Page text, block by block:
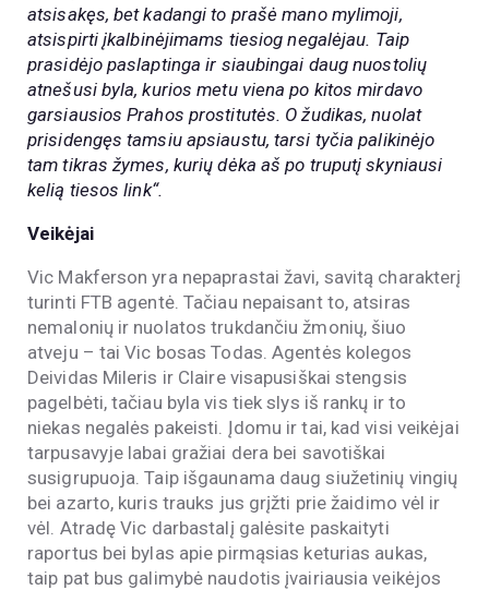
atsisakęs, bet kadangi to prašė mano mylimoji,
atsispirti įkalbinėjimams tiesiog negalėjau. Taip
prasidėjo paslaptinga ir siaubingai daug nuostolių
atnešusi byla, kurios metu viena po kitos mirdavo
garsiausios Prahos prostitutės. O žudikas, nuolat
prisidengęs tamsiu apsiaustu, tarsi tyčia palikinėjo
tam tikras žymes, kurių dėka aš po truputį skyniausi
kelią tiesos link“.
Veikėjai
Vic Makferson yra nepaprastai žavi, savitą charakterį
turinti FTB agentė. Tačiau nepaisant to, atsiras
nemalonių ir nuolatos trukdančiu žmonių, šiuo
atveju – tai Vic bosas Todas. Agentės kolegos
Deividas Mileris ir Claire visapusiškai stengsis
pagelbėti, tačiau byla vis tiek slys iš rankų ir to
niekas negalės pakeisti. Įdomu ir tai, kad visi veikėjai
tarpusavyje labai gražiai dera bei savotiškai
susigrupuoja. Taip išgaunama daug siužetinių vingių
bei azarto, kuris trauks jus grįžti prie žaidimo vėl ir
vėl. Atradę Vic darbastalį galėsite paskaityti
raportus bei bylas apie pirmąsias keturias aukas,
taip pat bus galimybė naudotis įvairiausia veikėjos